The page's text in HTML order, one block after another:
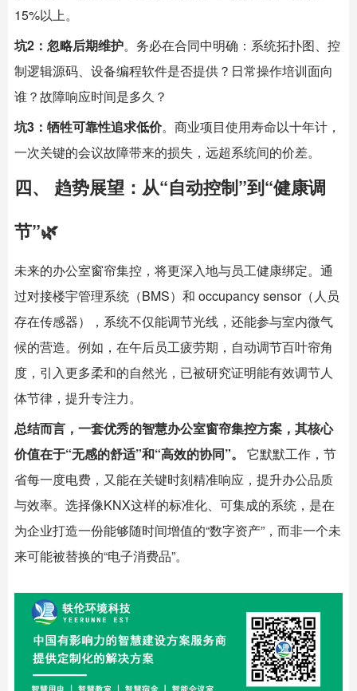
15%以上。
坑2：忽略后期维护。务必在合同中明确：系统拓扑图、控
制逻辑源码、设备编程软件是否提供？日常操作培训面向
谁？故障响应时间是多久？
坑3：牺牲可靠性追求低价。商业项目使用寿命以十年计，
一次关键的会议故障带来的损失，远超系统间的价差。
四、 趋势展望：从“自动控制”到“健康调
节”🌿
未来的办公室窗帘集控，将更深入地与员工健康绑定。通
过对接楼宇管理系统（BMS）和 occupancy sensor（人员
存在传感器），系统不仅能调节光线，还能参与室内微气
候的营造。例如，在午后员工疲劳期，自动调节百叶帘角
度，引入更多柔和的自然光，已被研究证明能有效调节人
体节律，提升专注力。
总结而言，一套优秀的智慧办公室窗帘集控方案，其核心
价值在于“无感的舒适”和“高效的协同”。
​ 它默默工作，节
省每一度电费，又能在关键时刻精准响应，提升办公品质
与效率。选择像KNX这样的标准化、可集成的系统，是在
为企业打造一份能够随时间增值的“数字资产”，而非一个未
来可能被替换的“电子消费品”。